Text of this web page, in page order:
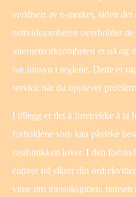
verifisert av e-merket, siden det
nettvirksomheten overholder
internettvirksomheten er nå og
har innsyn i reglene. Dette er
service når du opplever
I tillegg er det å foretrekke å ta
forholdene som kan påvirke
nettbutikken lover. I den
enhver tid sikrer din
vitne om transaksjonen,